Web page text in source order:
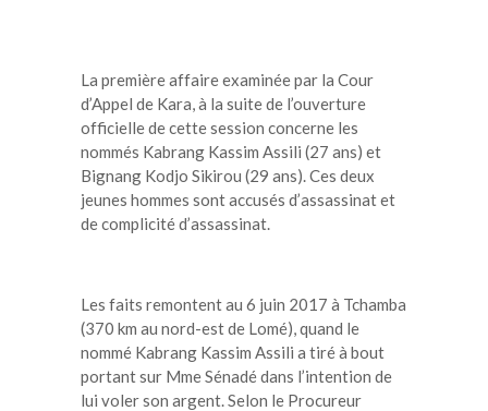
La première affaire examinée par la Cour
d’Appel de Kara, à la suite de l’ouverture
officielle de cette session concerne les
nommés Kabrang Kassim Assili (27 ans) et
Bignang Kodjo Sikirou (29 ans). Ces deux
jeunes hommes sont accusés d’assassinat et
de complicité d’assassinat.
Les faits remontent au 6 juin 2017 à Tchamba
(370 km au nord-est de Lomé), quand le
nommé Kabrang Kassim Assili a tiré à bout
portant sur Mme Sénadé dans l’intention de
lui voler son argent. Selon le Procureur